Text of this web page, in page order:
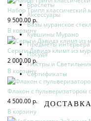
Браслеты
Аксессуары
Вазы муранское
Кувшины Мурано
Предметы интерьера
Посуда
Люстры и
Сертификаты
ДОСТАВКА
Набор Трипл классический
9 500.00 р.
В корзину
Серьги Давидэ климт из
2 000.00 р.
В корзину
Флакон с пульверизатором
4 500.00 р.
В корзину